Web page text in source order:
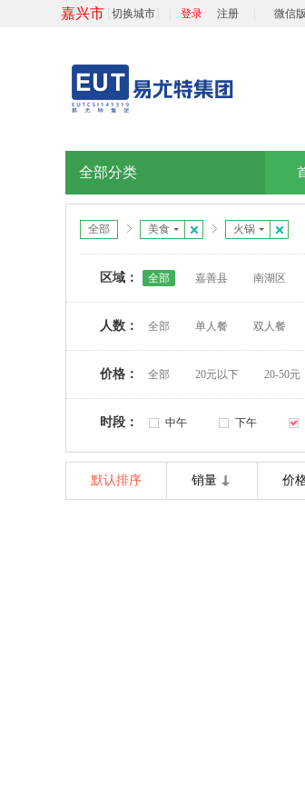
嘉兴市 切换城市 登录 注册 微信版
全部分类
全部 美食 火锅
区域： 全部 嘉善县 南湖区
人数： 全部 单人餐 双人餐
价格： 全部 20元以下 20-50元
时段： 中午 下午
默认排序 销量 价